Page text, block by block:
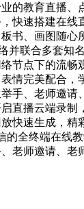
的教育直播、
快速搭建在线
书、画图随心
并联合多套知
节点下的流畅
情完美配合，
手、老师邀请
直播云端录制
快速生成，精
的全终端在线
老师邀请、老